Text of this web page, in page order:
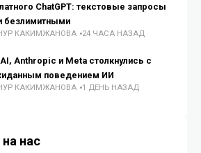
ChatGPT: текстовые запросы
безлимитными
КАКИМЖАНОВА 24 ЧАСА НАЗАД
Anthropic и Meta столкнулись с
поведением ИИ
КАКИМЖАНОВА 1 ДЕНЬ НАЗАД
нас